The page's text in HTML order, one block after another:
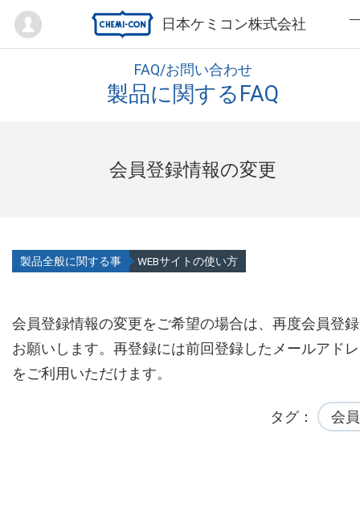
日本ケミコン株式会社
Mypage
FAQ/お問い合わせ
製品に関するFAQ
会員登録情報の変更
製品全般に関する事 WEBサイトの使い方
会員登録情報の変更をご希望の場合は、再度会員登
お願いします。再登録には前回登録したメールアド
をご利用いただけます。
タグ 会員